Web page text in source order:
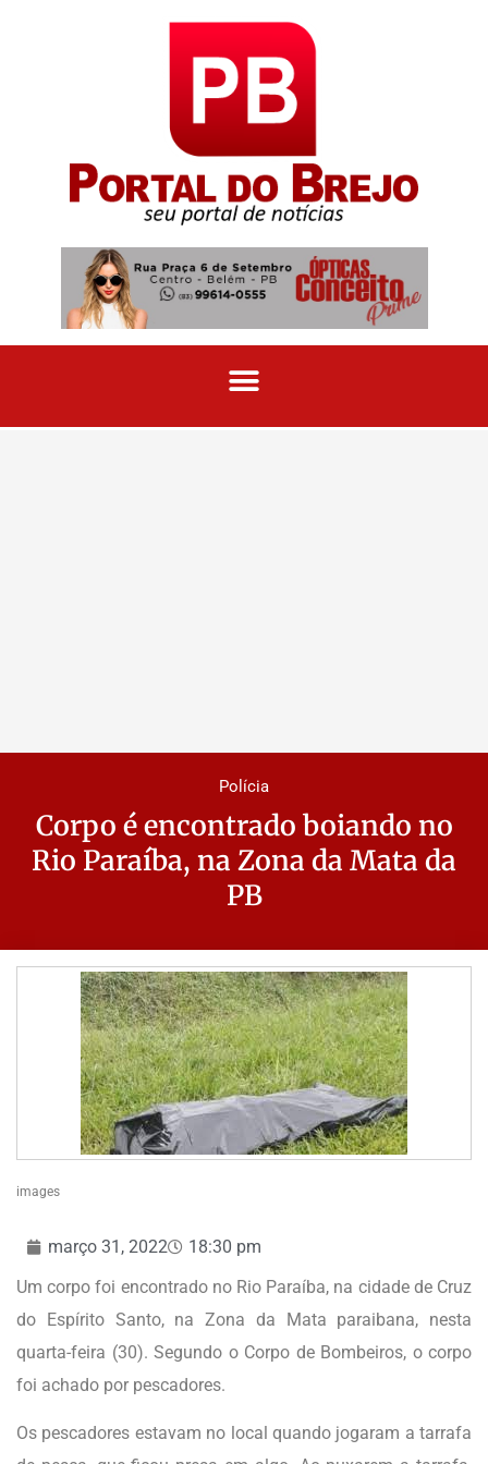
Polícia
Corpo é encontrado boiando no
Rio Paraíba, na Zona da Mata da
PB
images
março 31, 2022
18:30 pm
Um corpo foi encontrado no Rio Paraíba, na cidade de Cruz
do Espírito Santo, na Zona da Mata paraibana, nesta
quarta-feira (30). Segundo o Corpo de Bombeiros, o corpo
foi achado por pescadores.
Os pescadores estavam no local quando jogaram a tarrafa